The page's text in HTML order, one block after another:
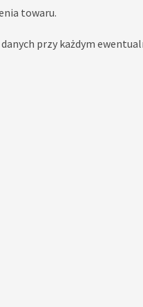
towaru.
przy każdym